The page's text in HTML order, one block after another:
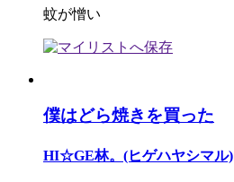
蚊が憎い
僕はどら焼きを買った
HI☆GE林。(ヒゲハヤシマル)